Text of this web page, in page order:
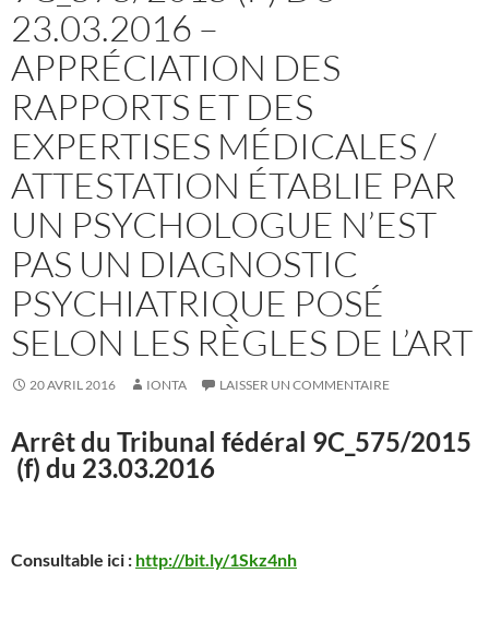
23.03.2016 –
APPRÉCIATION DES
RAPPORTS ET DES
EXPERTISES MÉDICALES /
ATTESTATION ÉTABLIE PAR
UN PSYCHOLOGUE N’EST
PAS UN DIAGNOSTIC
PSYCHIATRIQUE POSÉ
SELON LES RÈGLES DE L’ART
20 AVRIL 2016 IONTA LAISSER UN COMMENTAIRE
Arrêt du Tribunal fédéral 9C_575/2015
(f) du 23.03.2016
Consultable ici : http://bit.ly/1Skz4nh